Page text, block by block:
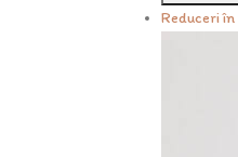
Reduceri